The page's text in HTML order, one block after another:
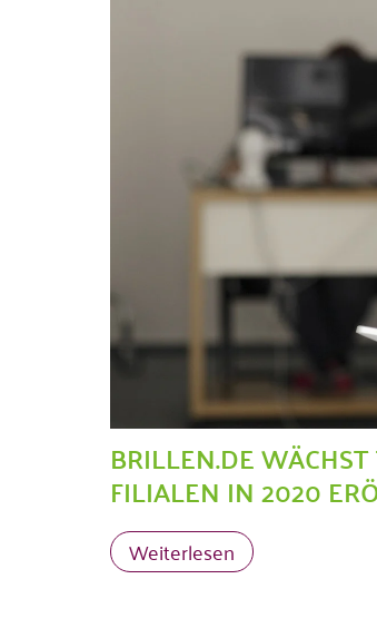
BRILLEN.DE
FILIALEN IN 2020
Weiterlesen